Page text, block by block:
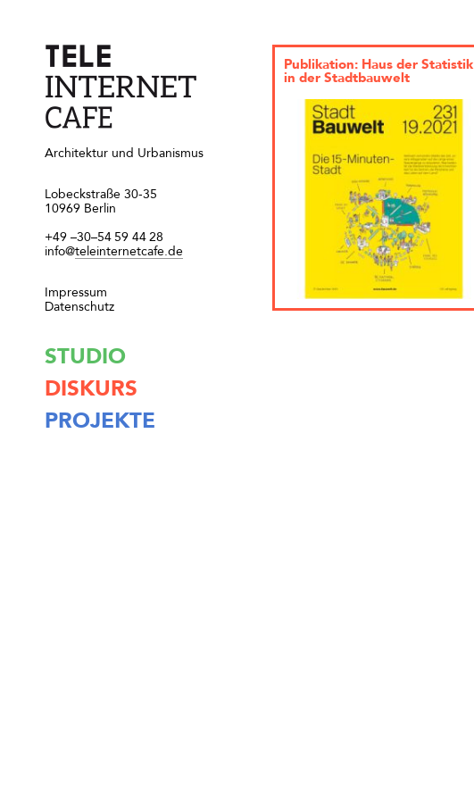
Architektur und Urbanismus
Lobeckstraße 30-35
10969 Berlin
+49 –30–54 59 44 28
info@teleinternetcafe.de
Impressum
Datenschutz
STUDIO
DISKURS
PROJEKTE
Publikation: Haus der Statistik
in der Stadtbauwelt